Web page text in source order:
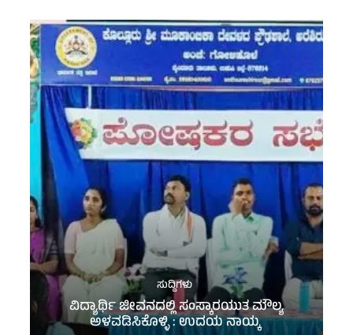
ಸುದ್ದಿಗಳು
ವಿದ್ಯಾರ್ಥಿ ಜೀವನದಲ್ಲಿ ಸಂಸ್ಕಾರಯುತ ಮೌಲ್ಯ
ಅಳವಡಿಸಿಕೊಳ್ಳಿ : ಉದಯ ನಾಯ್ಕ